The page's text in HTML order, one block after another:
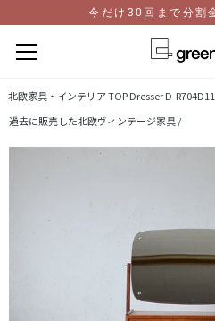
テ
ン
今だけ30回まで分割
北欧家具・インテリア TOPDresser D-
過去に販売した北欧ヴィンテージ家具 /